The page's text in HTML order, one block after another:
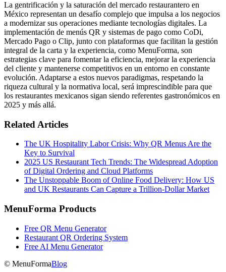
La gentrificación y la saturación del mercado restaurantero en
México representan un desafío complejo que impulsa a los negocios
a modernizar sus operaciones mediante tecnologías digitales. La
implementación de menús QR y sistemas de pago como CoDi,
Mercado Pago o Clip, junto con plataformas que facilitan la gestión
integral de la carta y la experiencia, como MenuForma, son
estrategias clave para fomentar la eficiencia, mejorar la experiencia
del cliente y mantenerse competitivos en un entorno en constante
evolución. Adaptarse a estos nuevos paradigmas, respetando la
riqueza cultural y la normativa local, será imprescindible para que
los restaurantes mexicanos sigan siendo referentes gastronómicos en
2025 y más allá.
Related Articles
The UK Hospitality Labor Crisis: Why QR Menus Are the
Key to Survival
2025 US Restaurant Tech Trends: The Widespread Adoption
of Digital Ordering and Cloud Platforms
The Unstoppable Boom of Online Food Delivery: How US
and UK Restaurants Can Capture a Trillion-Dollar Market
MenuForma Products
Free QR Menu Generator
Restaurant QR Ordering System
Free AI Menu Generator
© MenuFormaBlog